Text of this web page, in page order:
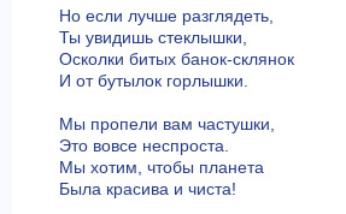
Но если лучше разглядеть,
Ты увидишь стеклышки,
Осколки битых банок-склянок
И от бутылок горлышки.
Мы пропели вам частушки,
Это вовсе неспроста.
Мы хотим, чтобы планета
Была красива и чиста!